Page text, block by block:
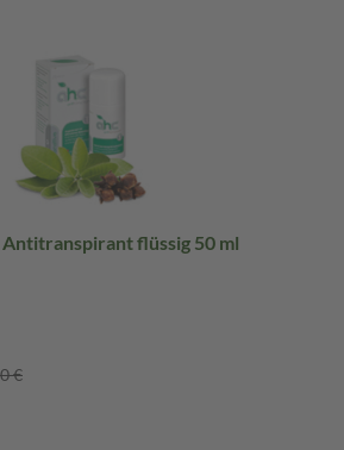
flüssig 50 ml
€